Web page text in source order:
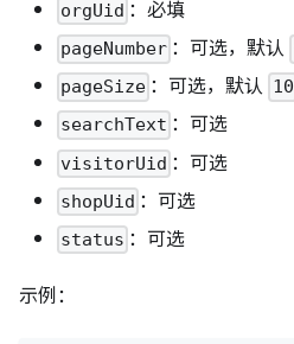
orgUid ：必填
pageNumber ：可选，默认
pageSize ：可选，默认 10
searchText ：可选
visitorUid ：可选
shopUid ：可选
status ：可选
示例：